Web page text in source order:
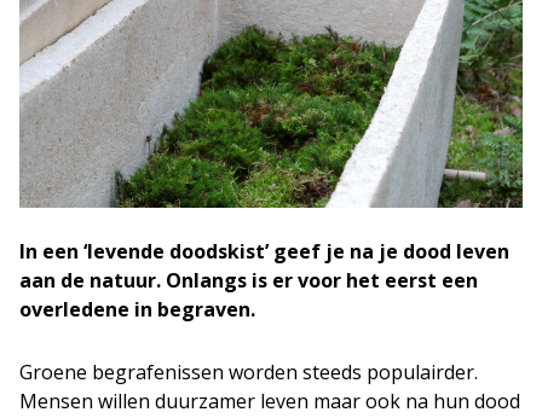
In een ‘levende doodskist’ geef je na je dood leven
aan de natuur. Onlangs is er voor het eerst een
overledene in begraven.
Groene begrafenissen worden steeds populairder.
Mensen willen duurzamer leven maar ook na hun dood